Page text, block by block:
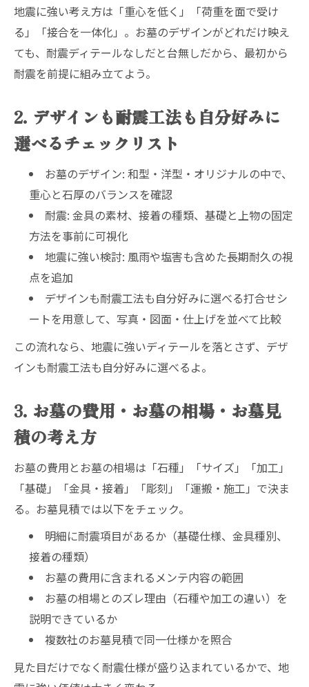
地震に強い考え方は「重心を低く」「荷重を面で受け
る」「接合を一体化」。お墓のデザインがどれだけ映え
ても、耐震ディテールなしだと台無しだから、最初から
耐震を前提に組み立てよう。
2. デザインも耐震工法も自分好みに
選べるチェックリスト
お墓のデザイン: 和型・洋型・オリジナルの中で、
重心と石厚のバランスを確認
耐震: 金具の素材、接着の種類、基礎と上物の固定
方法を事前に可視化
地震に強い検討: 風雨や塩害も含めた長期耐久の視
点を追加
デザインも耐震工法も自分好みに選べる打合せシ
ートを用意して、写真・図面・仕上げを並べて比較
この流れなら、地震に強いディテールを落とさず、デザ
インも耐震工法も自分好みに選べるよ。
3. お墓の費用・お墓の相場・お墓見
積の考え方
お墓の費用とお墓の相場は「石種」「サイズ」「加工」
「基礎」「金具・接着」「彫刻」「運搬・施工」で決ま
る。お墓見積では以下をチェック。
明細に耐震項目があるか（基礎仕様、金具種別、
接着の種類）
お墓の費用に含まれるメンテ内容の範囲
お墓の相場とのズレ理由（石種や加工の違い）を
説明できているか
複数社のお墓見積で同一仕様かを照合
見た目だけでなく耐震仕様が盛り込まれているかで、地